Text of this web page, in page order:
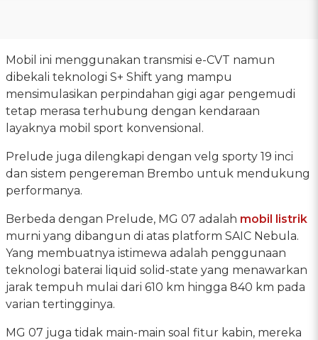
Mobil ini menggunakan transmisi e-CVT namun
dibekali teknologi S+ Shift yang mampu
mensimulasikan perpindahan gigi agar pengemudi
tetap merasa terhubung dengan kendaraan
layaknya mobil sport konvensional.
Prelude juga dilengkapi dengan velg sporty 19 inci
dan sistem pengereman Brembo untuk mendukung
performanya.
Berbeda dengan Prelude, MG 07 adalah mobil listrik
murni yang dibangun di atas platform SAIC Nebula.
Yang membuatnya istimewa adalah penggunaan
teknologi baterai liquid solid-state yang menawarkan
jarak tempuh mulai dari 610 km hingga 840 km pada
varian tertingginya.
MG 07 juga tidak main-main soal fitur kabin, mereka